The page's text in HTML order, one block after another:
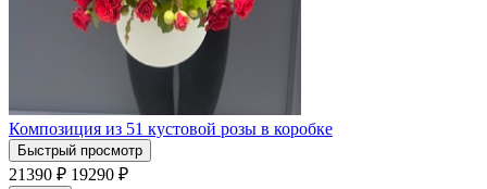
Композиция из 51 кустовой розы в коробке
Быстрый просмотр
21390 ₽ 19290 ₽